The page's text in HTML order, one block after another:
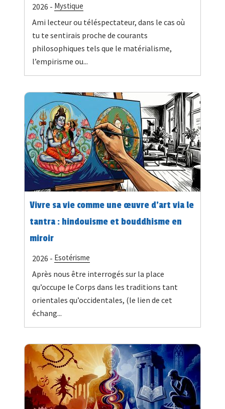
2026 - Mystique
Ami lecteur ou téléspectateur, dans le cas où
tu te sentirais proche de courants
philosophiques tels que le matérialisme,
l’empirisme ou...
Vivre sa vie comme une œuvre d’art via le
tantra : hindouisme et bouddhisme en
miroir
2026 - Esotérisme
Après nous être interrogés sur la place
qu’occupe le Corps dans les traditions tant
orientales qu’occidentales, (le lien de cet
échang...